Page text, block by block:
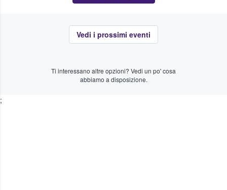
Vedi i prossimi eventi
Ti interessano altre opzioni? Vedi un po' cosa
abbiamo a disposizione.
;